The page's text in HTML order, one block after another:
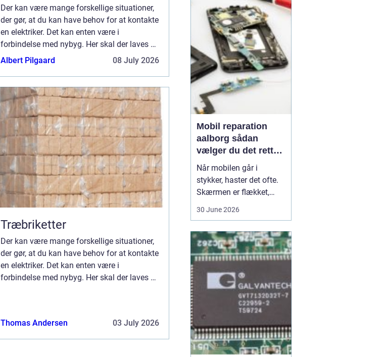
Der kan være mange forskellige situationer,
der gør, at du kan have behov for at kontakte
en elektriker. Det kan enten være i
forbindelse med nybyg. Her skal der laves el-
installationer og stikkontakter rundt i hele
Albert Pilgaard 08 July 2026
Træbriketter
Der kan være mange forskellige situationer,
der gør, at du kan have behov for at kontakte
en elektriker. Det kan enten være i
forbindelse med nybyg. Her skal der laves el-
Thomas Andersen 03 July 2026
erhvervsbygninger til at
fremstå velholdte og
giver et bedre indeklima.
Flere boligejere og
virksomheder vælger
derfor at bruge en
professionel01 July
2026
Mobil reparation
aalborg sådan
vælger du det rette
værksted
Når mobilen går i
stykker, haster det ofte.
Skærmen er flækket,
Aalborg er der flere
værksteder at vælge
imellem, og det kan være
svært at gennemskue,
hvem der faktisk leverer
30 June 2026